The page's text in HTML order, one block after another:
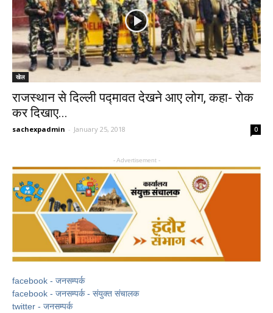
खेल
राजस्थान से दिल्ली पद्मावत देखने आए लोग, कहा- रोक
कर दिखाए...
sachexpadmin - January 25, 2018 0
- Advertisement -
facebook - जनसम्पर्क
facebook - जनसम्पर्क - संयुक्त संचालक
twitter - जनसम्पर्क